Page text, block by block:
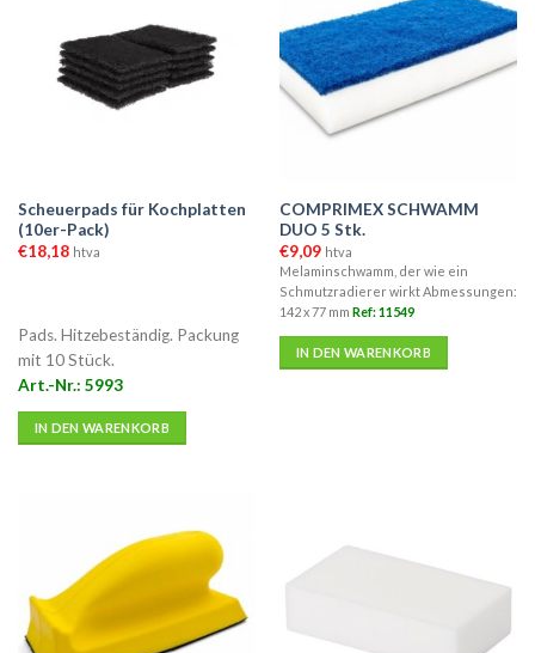
Varianten
auf.
Die
Optionen
können
gewählt
werden
Scheuerpads für Kochplatten
(10er-Pack)
€18,18 htva
Pads. Hitzebeständig. Packung
mit 10 Stück.
Art.-Nr.: 5993
IN DEN WARENKORB
COMPRIMEX SCHWAMM
DUO 5 Stk.
€9,09 htva
Melaminschwamm, der wie ein
Schmutzradierer wirkt Abmessungen:
142 x 77 mm Ref: 11549
IN DEN WARENKORB